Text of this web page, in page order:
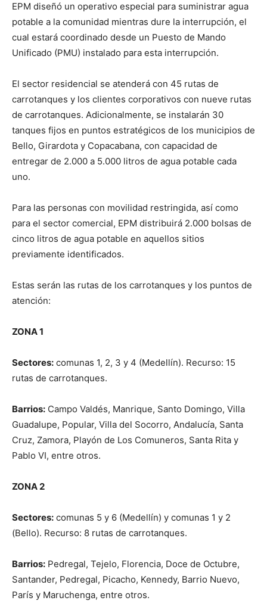
EPM diseñó un operativo especial para suministrar agua
potable a la comunidad mientras dure la interrupción, el
cual estará coordinado desde un Puesto de Mando
Unificado (PMU) instalado para esta interrupción.
El sector residencial se atenderá con 45 rutas de
carrotanques y los clientes corporativos con nueve rutas
de carrotanques. Adicionalmente, se instalarán 30
tanques fijos en puntos estratégicos de los municipios de
Bello, Girardota y Copacabana, con capacidad de
entregar de 2.000 a 5.000 litros de agua potable cada
uno.
Para las personas con movilidad restringida, así como
para el sector comercial, EPM distribuirá 2.000 bolsas de
cinco litros de agua potable en aquellos sitios
previamente identificados.
Estas serán las rutas de los carrotanques y los puntos de
atención:
ZONA 1
Sectores: comunas 1, 2, 3 y 4 (Medellín). Recurso: 15
rutas de carrotanques.
Barrios: Campo Valdés, Manrique, Santo Domingo, Villa
Guadalupe, Popular, Villa del Socorro, Andalucía, Santa
Cruz, Zamora, Playón de Los Comuneros, Santa Rita y
Pablo VI, entre otros.
ZONA 2
Sectores: comunas 5 y 6 (Medellín) y comunas 1 y 2
(Bello). Recurso: 8 rutas de carrotanques.
Barrios: Pedregal, Tejelo, Florencia, Doce de Octubre,
Santander, Pedregal, Picacho, Kennedy, Barrio Nuevo,
París y Maruchenga, entre otros.